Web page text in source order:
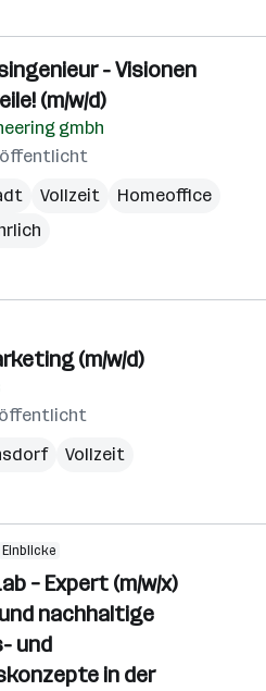
- Visionen
(m/w/d)
gmbh
Vollzeit
Homeoffice
(m/w/d)
Vollzeit
Einblicke
– Expert (m/w/x)
nachhaltige
und
in der